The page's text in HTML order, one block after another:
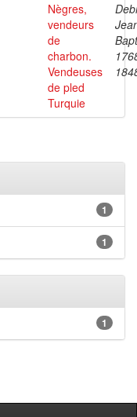
Nègres,
vendeurs
de
charbon.
Vendeuses
de pled
Turquie
1
1
1